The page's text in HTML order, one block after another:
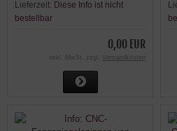
Lieferzeit: Diese Info ist nicht
bestellbar
0,00 EUR
exkl. MwSt. zzgl. Versandkosten